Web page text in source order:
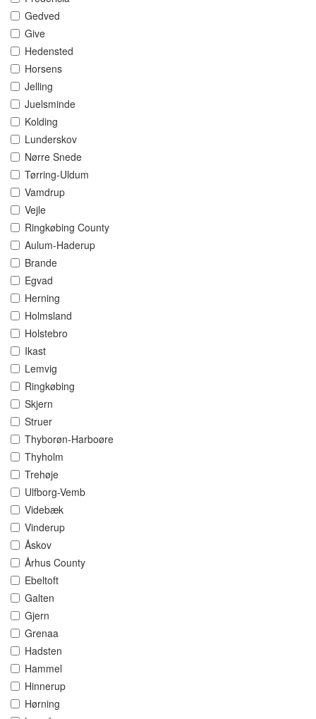
Gedved
Give
Hedensted
Horsens
Jelling
Juelsminde
Kolding
Lunderskov
Nørre Snede
Tørring-Uldum
Vamdrup
Vejle
Ringkøbing County
Aulum-Haderup
Brande
Egvad
Herning
Holmsland
Holstebro
Ikast
Lemvig
Ringkøbing
Skjern
Struer
Thyborøn-Harboøre
Thyholm
Trehøje
Ulfborg-Vemb
Videbæk
Vinderup
Åskov
Århus County
Ebeltoft
Galten
Gjern
Grenaa
Hadsten
Hammel
Hinnerup
Hørning